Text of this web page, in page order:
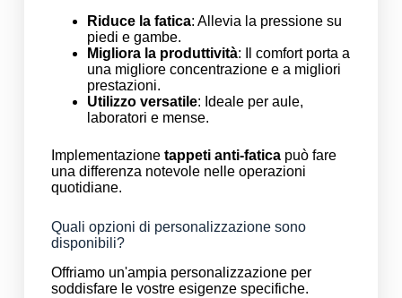
Riduce la fatica: Allevia la pressione su
piedi e gambe.
Migliora la produttività: Il comfort porta a
una migliore concentrazione e a migliori
prestazioni.
Utilizzo versatile: Ideale per aule,
laboratori e mense.
Implementazione tappeti anti-faticapuò fare
una differenza notevole nelle operazioni
quotidiane.
Quali opzioni di personalizzazione sono
disponibili?
Offriamo un'ampia personalizzazione per
soddisfare le vostre esigenze specifiche.